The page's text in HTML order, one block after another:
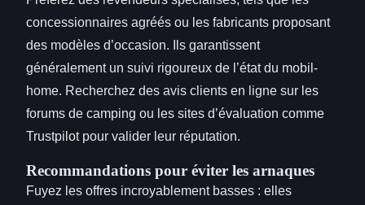
concessionnaires agréés ou les fabricants proposant
des modèles d’occasion. Ils garantissent
généralement un suivi rigoureux de l’état du mobil-
home. Recherchez des avis clients en ligne sur les
forums de camping ou les sites d’évaluation comme
Trustpilot pour valider leur réputation.
Recommandations pour éviter les arnaques
Fuyez les offres incroyablement basses : elles